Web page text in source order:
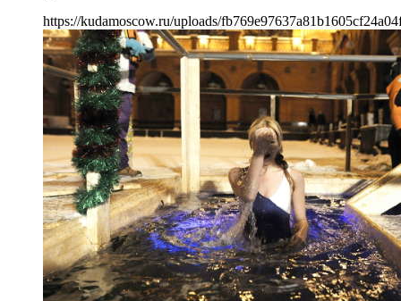
https://kudamoscow.ru/uploads/